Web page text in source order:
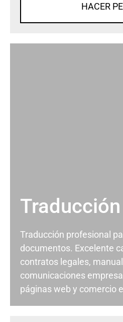
HACER
Traducción profesional
documentos. Excelente
contratos legales,
comunicaciones
páginas web y comercio